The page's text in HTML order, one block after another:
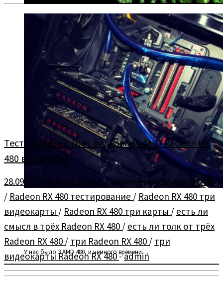
Видеокарта NVIDIA GeForce GTX 1080 Ti станет доступна уже в
У нас было 3 AMD 480, и немного времени…
Тестирование трёх видеокарт AMD Radeon RX
480 в CrossfireX
28.09.2016 в Видеокарты помеченоRadeon RX 480
/ Radeon RX 480 тестирование / Radeon RX 480 три
видеокарты / Radeon RX 480 три карты / есть ли
смысл в трёх Radeon RX 480 / есть ли толк от трёх
Radeon RX 480 / три Radeon RX 480 / три
видеокарты Radeon RX 480-admin